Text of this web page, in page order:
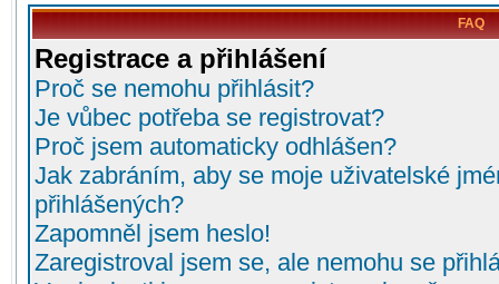
FAQ
Registrace a přihlášení
Proč se nemohu přihlásit?
Je vůbec potřeba se registrovat?
Proč jsem automaticky odhlášen?
Jak zabráním, aby se moje uživatelské
přihlášených?
Zapomněl jsem heslo!
Zaregistroval jsem se, ale nemohu se